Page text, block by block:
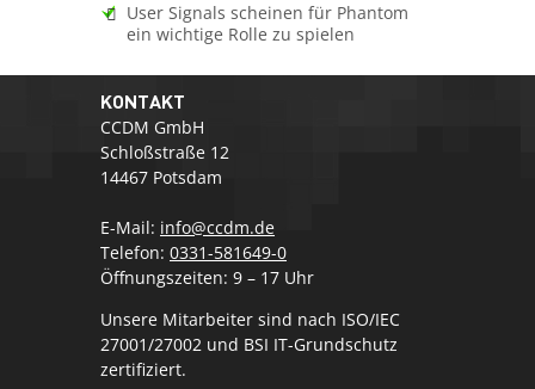
User Signals scheinen für Phantom
ein wichtige Rolle zu spielen
KONTAKT
CCDM GmbH
Schloßstraße 12
14467 Potsdam
E-Mail: info@ccdm.de
Telefon: 0331-581649-0
Öffnungszeiten: 9 – 17 Uhr
Unsere Mitarbeiter sind nach ISO/IEC
27001/27002 und BSI IT-Grundschutz
zertifiziert.